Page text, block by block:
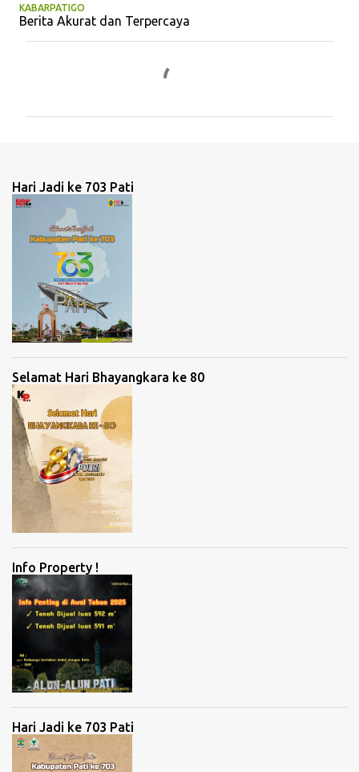
KABARPATIGO
Berita Akurat dan Terpercaya
a
Hari Jadi ke 703 Pati
Selamat Hari Bhayangkara ke 80
Info Property !
Hari Jadi ke 703 Pati